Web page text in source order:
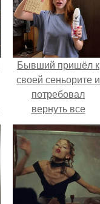
Бывший пришёл к
своей сеньорите и
потребовал
вернуть все
подарки.